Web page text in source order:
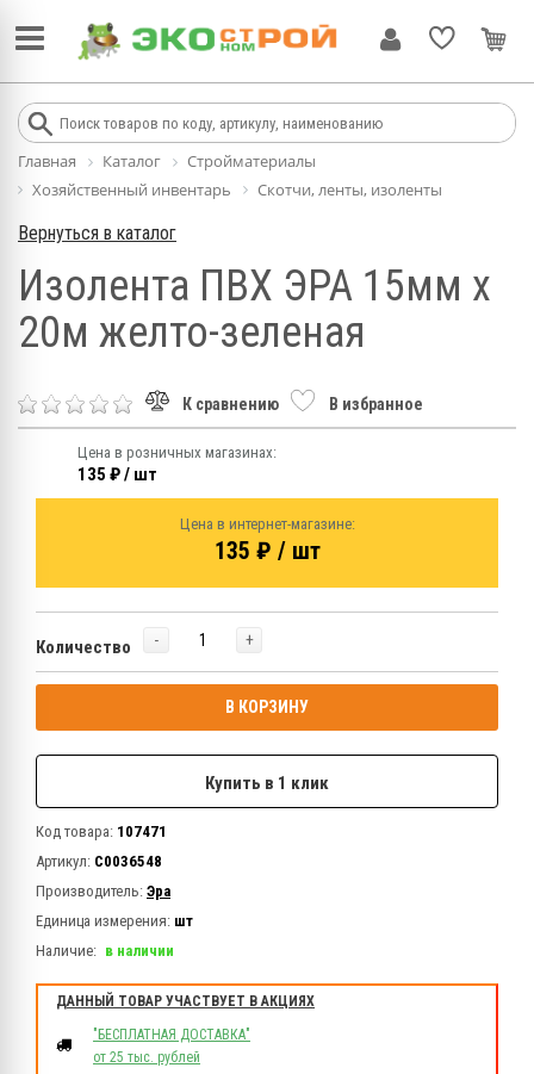
Главная Каталог
Стройматериалы
Хозяйственный инвентарь
Скотчи, ленты, изоленты
Вернуться в каталог
Изолента ПВХ ЭРА 15мм х
20м желто-зеленая
К сравнению В избранное
Цена в розничных магазинах:
135 ₽ / шт
Цена в интернет-магазине:
135 ₽ / шт
Количество - +
В КОРЗИНУ
Купить в 1 клик
Код товара: 107471
Артикул: C0036548
Производитель: Эра
Единица измерения: шт
Наличие: в наличии
ДАННЫЙ ТОВАР УЧАСТВУЕТ В АКЦИЯХ
"БЕСПЛАТНАЯ ДОСТАВКА"
от 25 тыс. рублей